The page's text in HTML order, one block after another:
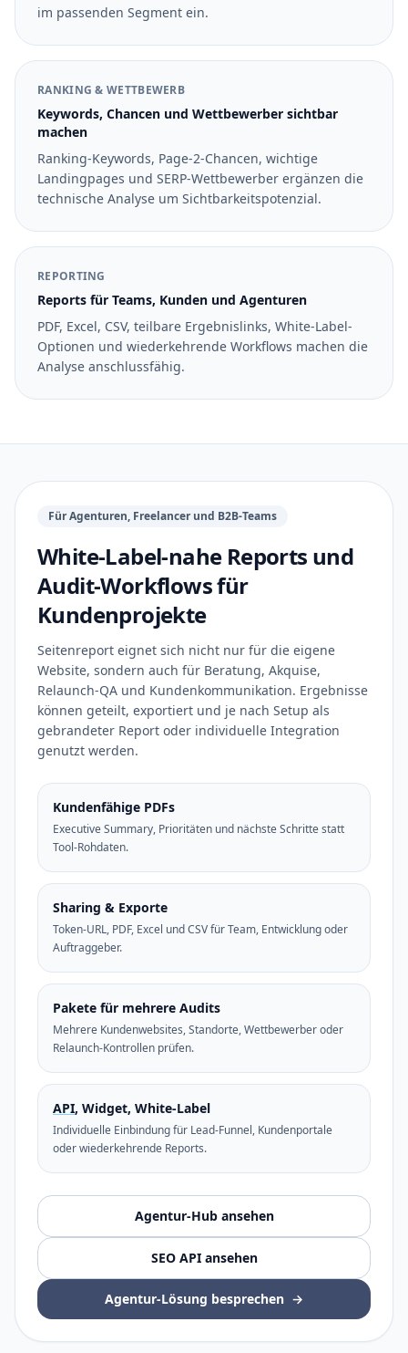
im passenden Segment ein.
RANKING & WETTBEWERB
Keywords, Chancen und Wettbewerber sichtbar
machen
Ranking-Keywords, Page-2-Chancen, wichtige
Landingpages und SERP-Wettbewerber ergänzen die
technische Analyse um Sichtbarkeitspotenzial.
REPORTING
Reports für Teams, Kunden und Agenturen
PDF, Excel, CSV, teilbare Ergebnislinks, White-Label-
Optionen und wiederkehrende Workflows machen die
Analyse anschlussfähig.
Für Agenturen, Freelancer und B2B-Teams
White-Label-nahe Reports und
Audit-Workflows für
Kundenprojekte
Seitenreport eignet sich nicht nur für die eigene
Website, sondern auch für Beratung, Akquise,
Relaunch-QA und Kundenkommunikation. Ergebnisse
können geteilt, exportiert und je nach Setup als
gebrandeter Report oder individuelle Integration
genutzt werden.
Kundenfähige PDFs
Executive Summary, Prioritäten und nächste Schritte statt
Tool-Rohdaten.
Sharing & Exporte
Token-URL, PDF, Excel und CSV für Team, Entwicklung oder
Auftraggeber.
Pakete für mehrere Audits
Mehrere Kundenwebsites, Standorte, Wettbewerber oder
Relaunch-Kontrollen prüfen.
API, Widget, White-Label
Individuelle Einbindung für Lead-Funnel, Kundenportale
oder wiederkehrende Reports.
Agentur-Hub ansehen
SEO API ansehen
Agentur-Lösung besprechen →